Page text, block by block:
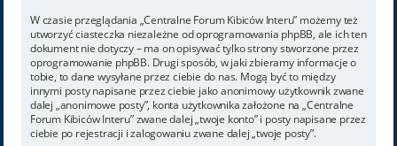
W czasie przeglądania „Centralne Forum Kibiców Interu” możemy też
utworzyć ciasteczka niezależne od oprogramowania phpBB, ale ich ten
dokument nie dotyczy – ma on opisywać tylko strony stworzone przez
oprogramowanie phpBB. Drugi sposób, w jaki zbieramy informacje o
tobie, to dane wysyłane przez ciebie do nas. Mogą być to między
innymi posty napisane przez ciebie jako anonimowy użytkownik zwane
dalej „anonimowe posty”, konta użytkownika założone na „Centralne
Forum Kibiców Interu” zwane dalej „twoje konto” i posty napisane przez
ciebie po rejestracji i zalogowaniu zwane dalej „twoje posty”.